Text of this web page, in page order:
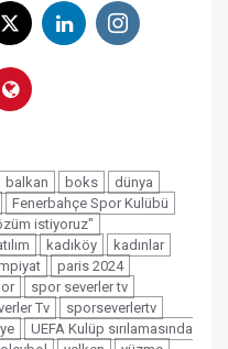
balkan boks
dünya
Fenerbahçe Spor Kulübü
istiyoruz"
kadıköy
kadınlar
paris 2024
spor severler tv
Tv
sporseverlertv
UEFA Kulüp sırılamasında